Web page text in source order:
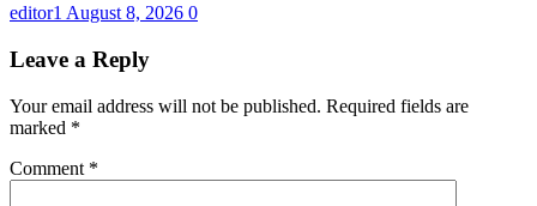
editor1 August 8, 2026 0
Leave a Reply
Your email address will not be published. Required fields are
marked *
Comment *